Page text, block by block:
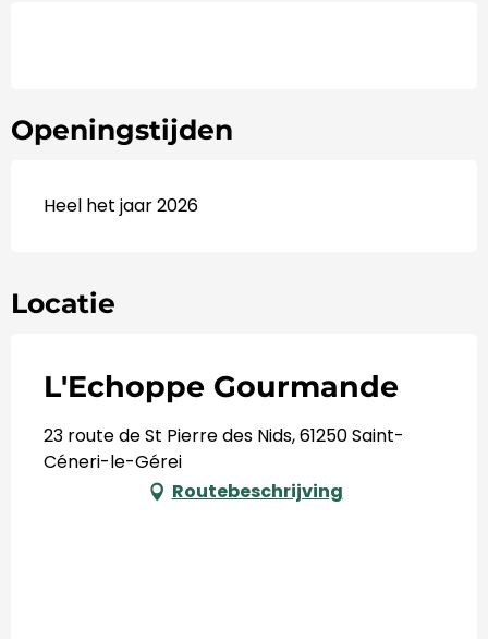
Openingstijden
Heel het jaar 2026
Locatie
L'Echoppe Gourmande
23 route de St Pierre des Nids, 61250 Saint-
Céneri-le-Gérei
Routebeschrijving